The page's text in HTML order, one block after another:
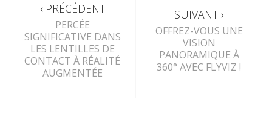
‹ PRÉCÉDENT
PERCÉE
SIGNIFICATIVE DANS
LES LENTILLES DE
CONTACT À RÉALITÉ
AUGMENTÉE
SUIVANT ›
OFFREZ-VOUS UNE
VISION
PANORAMIQUE À
360° AVEC FLYVIZ !